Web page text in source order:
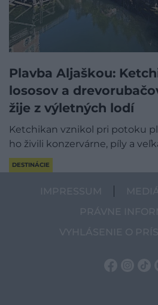
Plavba Aljaškou:
lososov a
žije z výletných lodí
Ketchikan vznikol pri potoku
ho živili konzervárne, píly a
DESTINÁCIE